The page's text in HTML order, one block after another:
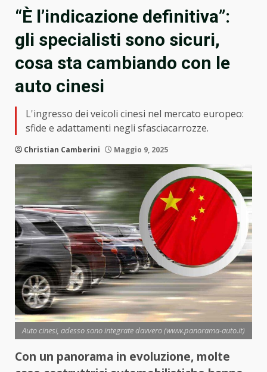
“È l’indicazione definitiva”:
gli specialisti sono sicuri,
cosa sta cambiando con le
auto cinesi
L'ingresso dei veicoli cinesi nel mercato europeo:
sfide e adattamenti negli sfasciacarrozze.
Christian Camberini Maggio 9, 2025
Auto cinesi, adesso sono integrate davvero (www.panorama-auto.it)
Con un panorama in evoluzione, molte